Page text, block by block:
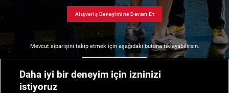
Alışveriş Deneyimine Devam Et
Mevcut siparişini takip etmek için aşağıdaki butona tıklayabilirsin.
Daha iyi bir deneyim için izninizi
istiyoruz